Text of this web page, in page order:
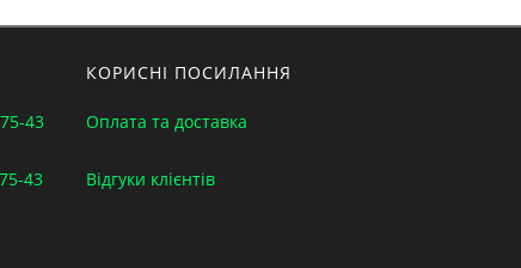
43
43
КОРИСНІ ПОСИЛАННЯ
Оплата та доставка
Відгуки клієнтів